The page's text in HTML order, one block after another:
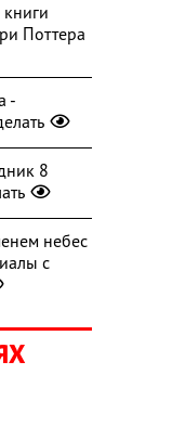
Поттера
-
8
небес
с